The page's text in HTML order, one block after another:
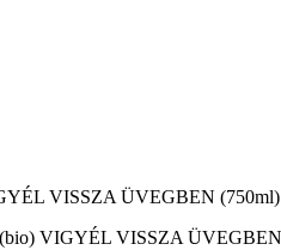
VISSZA ÜVEGBEN (750ml)